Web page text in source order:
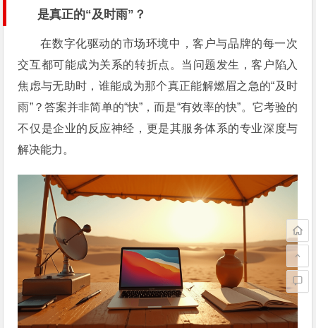
是真正的“及时雨”？
在数字化驱动的市场环境中，客户与品牌的每一次
交互都可能成为关系的转折点。当问题发生，客户陷入
焦虑与无助时，谁能成为那个真正能解燃眉之急的“及时
雨”？答案并非简单的“快”，而是“有效率的快”。它考验的
不仅是企业的反应神经，更是其服务体系的专业深度与
解决能力。